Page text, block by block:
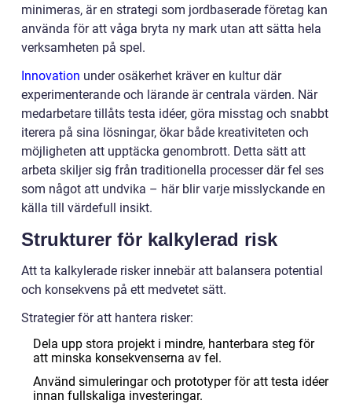
minimeras, är en strategi som jordbaserade företag kan
använda för att våga bryta ny mark utan att sätta hela
verksamheten på spel.
Innovation under osäkerhet kräver en kultur där
experimenterande och lärande är centrala värden. När
medarbetare tillåts testa idéer, göra misstag och snabbt
iterera på sina lösningar, ökar både kreativiteten och
möjligheten att upptäcka genombrott. Detta sätt att
arbeta skiljer sig från traditionella processer där fel ses
som något att undvika – här blir varje misslyckande en
källa till värdefull insikt.
Strukturer för kalkylerad risk
Att ta kalkylerade risker innebär att balansera potential
och konsekvens på ett medvetet sätt.
Strategier för att hantera risker:
Dela upp stora projekt i mindre, hanterbara steg för
att minska konsekvenserna av fel.
Använd simuleringar och prototyper för att testa idéer
innan fullskaliga investeringar.